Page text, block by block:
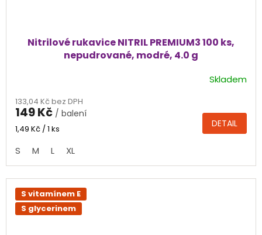
Nitrilové rukavice NITRIL PREMIUM3 100 ks,
nepudrované, modré, 4.0 g
produktu
je
5,0
5
hvězdiček.
Skladem
133,04 Kč bez DPH
149 Kč / balení
Měrná
1,49 Kč / 1 ks DETAIL
S M L XL
S vitamínem E
S glycerinem